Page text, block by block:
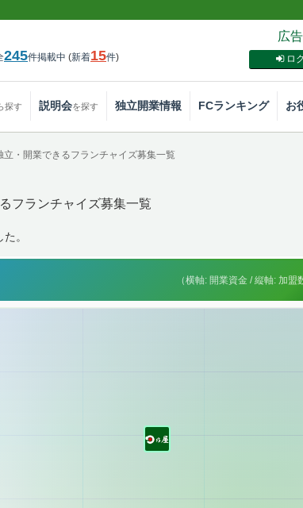
245件掲載中 (新着15件)
広
ロ
探す 説明会を探す 独立開業情報 FCランキング お
立・開業できるフランチャイズ募集一覧
フランチャイズ募集一覧
。
（横軸: 開業資金 / 縦軸: 加盟